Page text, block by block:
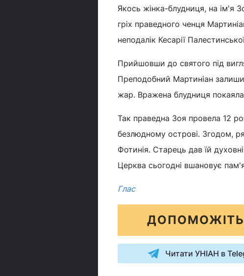
Якось жінка-блудниця, на ім'я
гріх праведного ченця
неподалік Кесарії
Прийшовши до святого під
Преподобний Мартиніан
жар. Вражена блудниця
Так праведна Зоя провела 12
безлюдному острові. Згодом,
Фотинія. Старець дав їй
Церква сьогодні вшановує
Глас
Читати УНІАН в